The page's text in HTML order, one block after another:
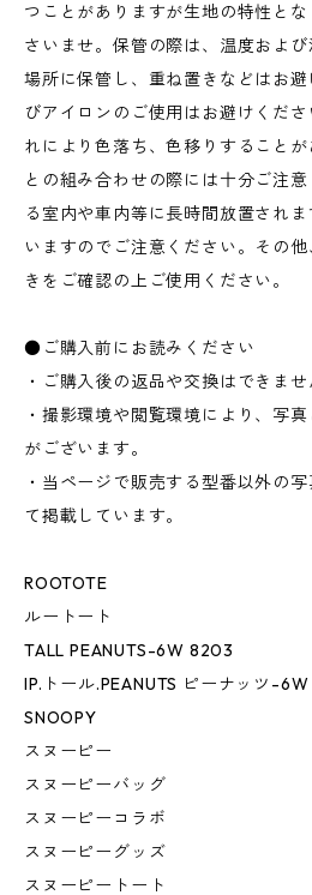
つことがありますが生地の特性と
さいませ。保管の際は、温度およ
場所に保管し、重ね置きなどはお
びアイロンのご使用はお避けくだ
れにより色落ち、色移りすること
との組み合わせの際には十分ご注
る室内や車内等に長時間放置され
いますのでご注意ください。その
きをご確認の上ご使用ください。
●ご購入前にお読みください
・ご購入後の返品や交換はできませ
・撮影環境や閲覧環境により、写
がございます。
・当ページで販売する型番以外の
て掲載しています。
ROOTOTE
ルートート
TALL PEANUTS-6W 8203
IP.トール.PEANUTS ピーナッツ-6W
SNOOPY
スヌーピー
スヌーピーバッグ
スヌーピーコラボ
スヌーピーグッズ
スヌーピートート